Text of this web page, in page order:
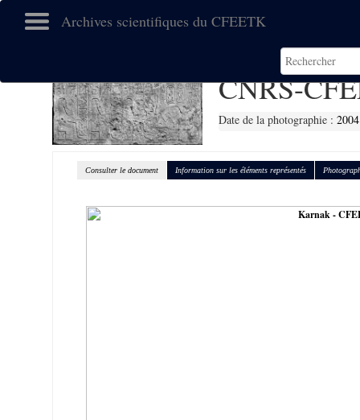
Archives scientifiques du CFEETK
CNRS-
Date de la photographie : 2004
Consulter le document Information sur les éléments représentés